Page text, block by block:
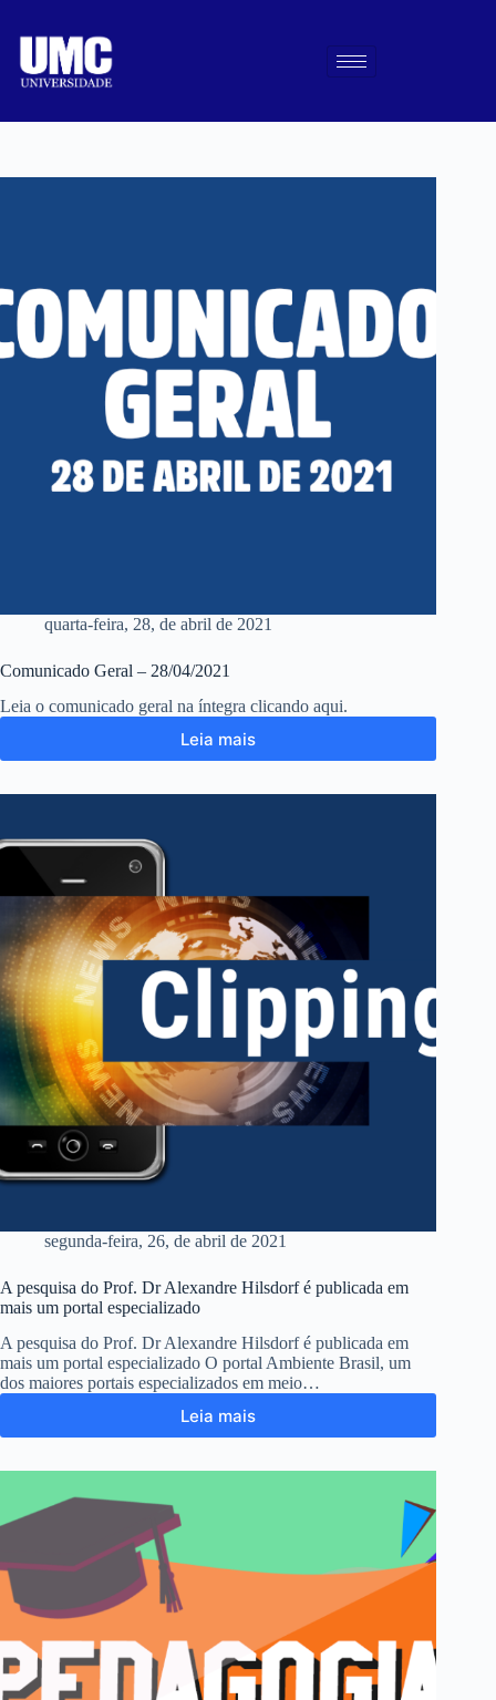
quarta-feira, 28, de abril de 2021
Comunicado Geral – 28/04/2021
Leia o comunicado geral na íntegra clicando aqui.
Leia mais
segunda-feira, 26, de abril de 2021
A pesquisa do Prof. Dr Alexandre Hilsdorf é publicada em
mais um portal especializado
A pesquisa do Prof. Dr Alexandre Hilsdorf é publicada em
mais um portal especializado O portal Ambiente Brasil, um
dos maiores portais especializados em meio…
Leia mais